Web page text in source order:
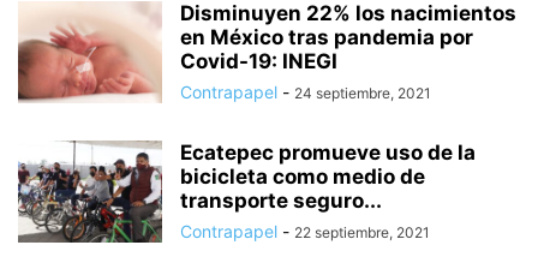
Disminuyen 22% los nacimientos
en México tras pandemia por
Covid-19: INEGI
Contrapapel - 24 septiembre, 2021
Ecatepec promueve uso de la
bicicleta como medio de
transporte seguro...
Contrapapel - 22 septiembre, 2021